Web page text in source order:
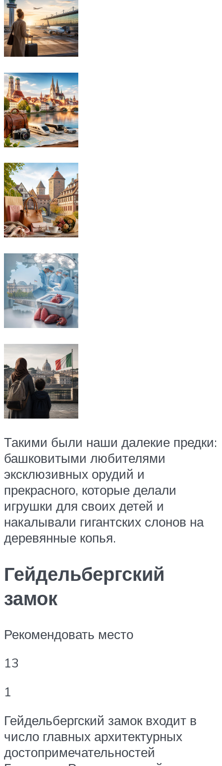
Такими были наши далекие предки:
башковитыми любителями
эксклюзивных орудий и
прекрасного, которые делали
игрушки для своих детей и
накалывали гигантских слонов на
деревянные копья.
Гейдельбергский
замок
Рекомендовать место
13
1
Гейдельбергский замок входит в
число главных архитектурных
достопримечательностей